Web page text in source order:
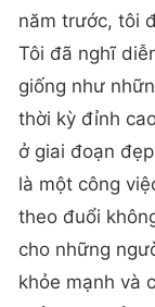
năm trước, tôi
Tôi đã nghĩ
giống như
thời kỳ đỉnh
ở giai đoạn
là một công
theo đuổi
cho những
khỏe mạnh và